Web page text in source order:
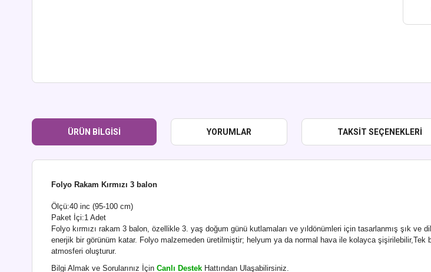
ÜRÜN BILGISI YORUMLAR TAKSIT SEÇENEKLERI
Folyo Rakam Kırmızı 3 balon
Ölçü:40 inc (95-100 cm)
Paket İçi:1 Adet
Folyo kırmızı rakam 3 balon, özellikle 3. yaş doğum günü kutlamaları ve yıldönümleri için tasarlanmış şık
enerjik bir görünüm katar. Folyo malzemeden üretilmiştir; helyum ya da normal hava ile kolayca
atmosferi oluşturur.
Bilgi Almak ve Sorularınız İçin Canlı Destek Hattından Ulaşabilirsiniz.